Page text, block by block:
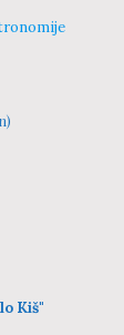
Kiš"